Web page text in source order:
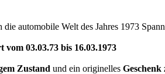
automobile Welt des Jahres 1973
03.03.73 bis 16.03.1973
Zustand und ein originelles Geschenk